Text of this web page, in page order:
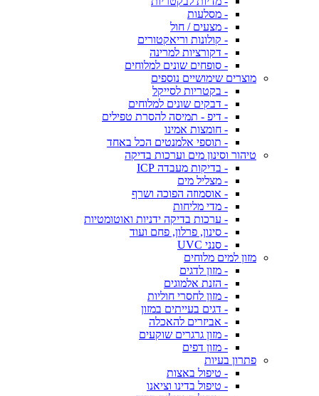
- מסלעות
- מצעים / חול
- קולונות וריאקטורים
- דקורציות למרינה
- סופחים שונים למלוחים
מוצרים שימושיים נוספים
- בקטריות לסייקל
- דבקים שונים למלוחים
- דיפ - תמיסה להסרת טפילים
- חומצות אמינו
- תוספי אלמנטים הכל באחד
טיהור וסינון מים וערכות בדיקה
- בדיקות מעבדה ICP
- מצליל מים
- אוסמוזה הפוכה ושרף
- מדי מליחות
- ערכות בדיקה ידניות ואוטומטיות
- סינון, פרלון, פחם ועוד
- סנני UVC
מזון למים מלוחים
- מזון לדגים
- הזנת אלמוגים
- מזון לחסרי חוליות
- דגים בעייתים במזון
- אביזרים להאכלה
- מזון גרגרים שוקעים
- מזון דפים
פתרון בעיות
- טיפול באצות
- טיפול בדינו וציאנו